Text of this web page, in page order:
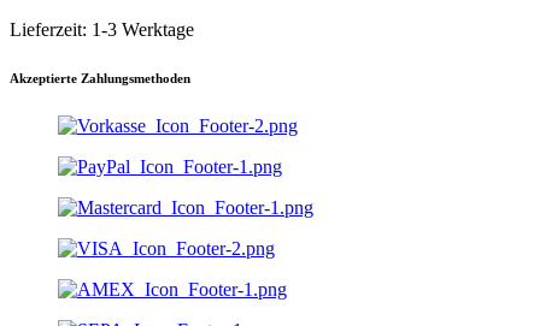
Lieferzeit: 1-3 Werktage
Akzeptierte Zahlungsmethoden